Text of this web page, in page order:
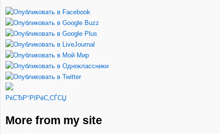
РќСЂР°РІРёС‚СЃСЏ
More from my site